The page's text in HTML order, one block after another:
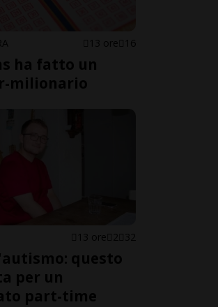
13 ore 16
ha fatto un
milionario
13 ore 2 32
questo
per un
part-time